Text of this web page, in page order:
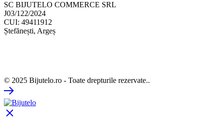
SC BIJUTELO COMMERCE SRL
J03/122/2024
CUI: 49411912
Ștefănești, Argeș
© 2025 Bijutelo.ro - Toate drepturile rezervate..